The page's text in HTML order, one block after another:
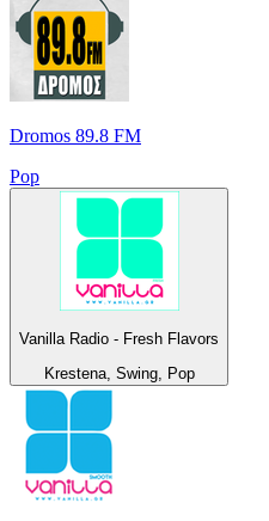
Dromos 89.8 FM
Pop
Vanilla Radio - Fresh Flavors
Krestena, Swing, Pop